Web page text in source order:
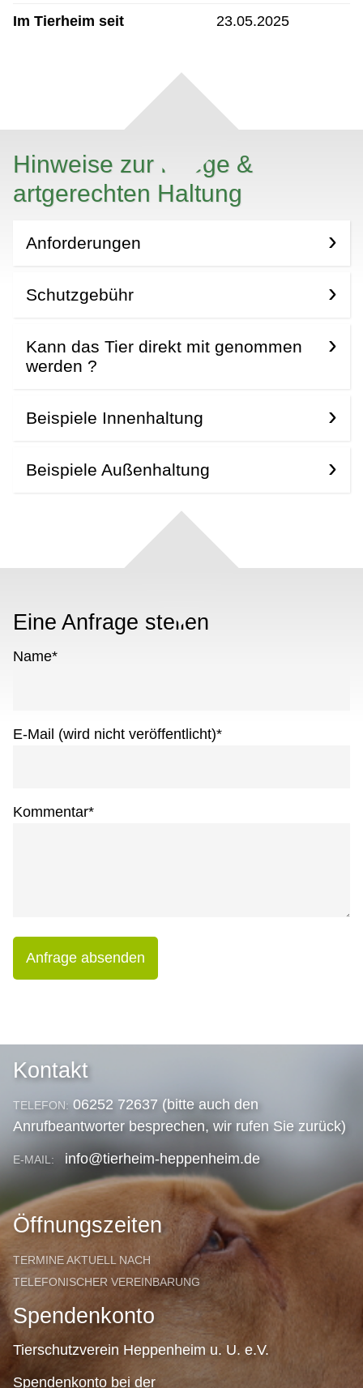
Im Tierheim seit 23.05.2025
Hinweise zur Pflege &
artgerechten Haltung
Anforderungen
Schutzgebühr
Kann das Tier direkt mit genommen
werden ?
Beispiele Innenhaltung
Beispiele Außenhaltung
Eine Anfrage stellen
Name*
E-Mail (wird nicht veröffentlicht)*
Kommentar*
Anfrage absenden
Kontakt
TELEFON: 06252 72637 (bitte auch den
Anrufbeantworter besprechen, wir rufen Sie zurück)
E-MAIL: info@tierheim-heppenheim.de
Öffnungszeiten
TERMINE AKTUELL NACH
TELEFONISCHER VEREINBARUNG
Spendenkonto
Tierschutzverein Heppenheim u. U. e.V.
Spendenkonto bei der